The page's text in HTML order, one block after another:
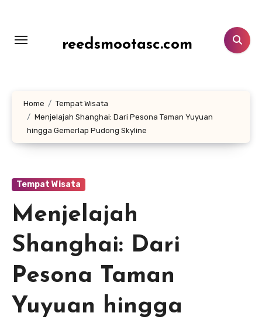
konten
reedsmootasc.com
Home
Tempat Wisata
Menjelajah Shanghai: Dari Pesona Taman Yuyuan
hingga Gemerlap Pudong Skyline
Tempat Wisata
Menjelajah
Shanghai: Dari
Pesona Taman
Yuyuan hingga